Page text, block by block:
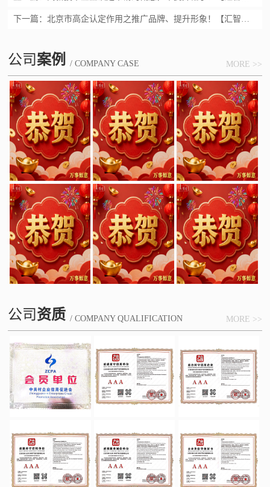
下一篇： 北京市高企认定作用之推广品牌、提升形象！【汇智兴泰】
公司案例 / COMPANY CASE MORE >>
公司 资质 / COMPANY QUALIFICATION MORE >>